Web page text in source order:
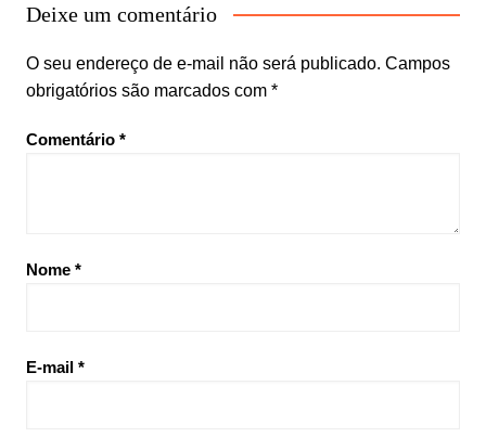
Deixe um comentário
O seu endereço de e-mail não será publicado. Campos
obrigatórios são marcados com *
Comentário *
Nome *
E-mail *